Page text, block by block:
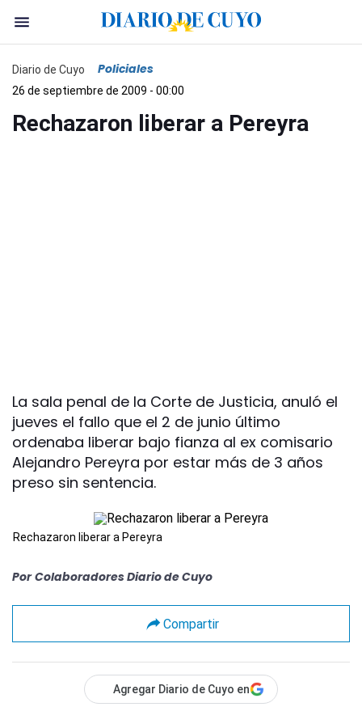
Diario de Cuyo Policiales
26 de septiembre de 2009 - 00:00
Rechazaron liberar a Pereyra
La sala penal de la Corte de Justicia, anuló el
jueves el fallo que el 2 de junio último
ordenaba liberar bajo fianza al ex comisario
Alejandro Pereyra por estar más de 3 años
preso sin sentencia.
Rechazaron liberar a Pereyra
Por Colaboradores Diario de Cuyo
Compartir
Agregar Diario de Cuyo en